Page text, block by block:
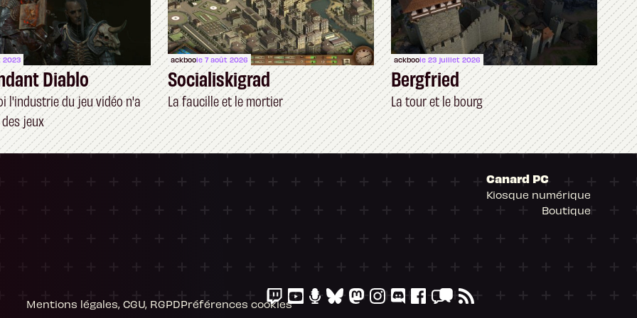
2023
Diablo
l'industrie du jeu vidéo n'a
jeux
ackboole 7 août 2026
Socialiskigrad
La faucille et le mortier
ackboole 23 juillet 2026
Bergfried
La tour et le bourg
Canard PC
Kiosque numérique
Boutique
Mentions légales, CGU, RGPDPréférences cookies
gérer vos paramètres de confidentialité, en garantissant la conformité avec les